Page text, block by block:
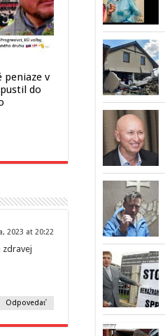
peniaze v
do
2023 at 20:22
zdravej
Odpovedať